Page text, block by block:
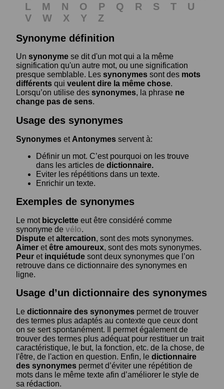
L
M N O P Q R S T
U
V
W X Y
Z
Synonyme définition
Un synonyme se dit d'un mot qui a la même
signification qu'un autre mot, ou une signification
presque semblable. Les synonymes sont des mots
différents qui veulent dire la même chose.
Lorsqu’on utilise des synonymes, la phrase ne
change pas de sens.
Usage des synonymes
Synonymes et Antonymes servent à:
Définir un mot. C’est pourquoi on les trouve
dans les articles de dictionnaire.
Eviter les répétitions dans un texte.
Enrichir un texte.
Exemples de synonymes
Le mot bicyclette eut être considéré comme
synonyme de vélo.
Dispute etaltercation, sont des mots synonymes.
Aimer etêtre amoureux, sont des mots synonymes.
Peur et inquiétude sont deux synonymes que l’on
retrouve dans ce dictionnaire des synonymes en
ligne.
Usage d’un dictionnaire des synonymes
Le dictionnaire des synonymes permet de trouver
des termes plus adaptés au contexte que ceux dont
on se sert spontanément. Il permet également de
trouver des termes plus adéquat pour restituer un trait
caractéristique, le but, la fonction, etc. de la chose, de
l'être, de l'action en question. Enfin, le dictionnaire
des synonymes permet d’éviter une répétition de
mots dans le même texte afin d’améliorer le style de
sa rédaction.